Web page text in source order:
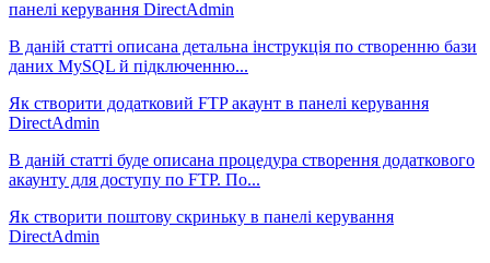
панелі керування DirectAdmin
В даній статті описана детальна інструкція по створенню бази
даних MySQL й підключенню...
Як створити додатковий FTP акаунт в панелі керування
DirectAdmin
В даній статті буде описана процедура створення додаткового
акаунту для доступу по FTP. По...
Як створити поштову скриньку в панелі керування
DirectAdmin